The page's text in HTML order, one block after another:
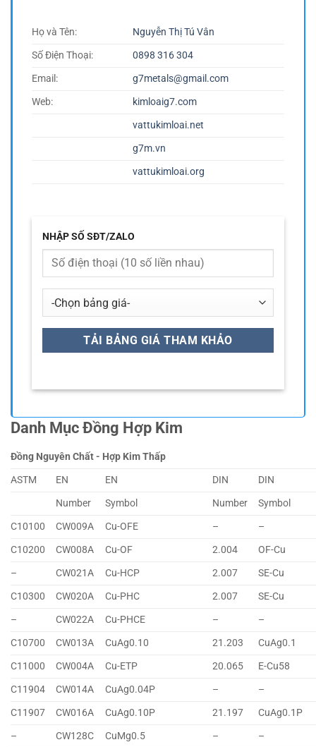
Họ và Tên:
Nguyễn Thị Tú Vân
Số Điện Thoại:
0898 316 304
Email:
g7metals@gmail.com
Web:
kimloaig7.com
vattukimloai.net
g7m.vn
vattukimloai.org
NHẬP SỐ SĐT/ZALO
Danh Mục Đồng Hợp Kim
Đồng Nguyên Chất - Hợp Kim Thấp
ASTM
EN EN DIN
DIN
Number
Symbol Number
Symbol
C10100
CW009A Cu-OFE –
–
C10200
CW008A Cu-OF 2.004
OF-Cu
–
CW021A Cu-HCP 2.007
SE-Cu
C10300
CW020A Cu-PHC 2.007
SE-Cu
–
CW022A Cu-PHCE –
–
C10700
CW013A CuAg0.10 21.203
CuAg0.1
C11000
CW004A Cu-ETP 20.065
E-Cu58
C11904
CW014A CuAg0.04P –
–
C11907
CW016A CuAg0.10P 21.197
CuAg0.1P
–
CW128C CuMg0.5 –
–